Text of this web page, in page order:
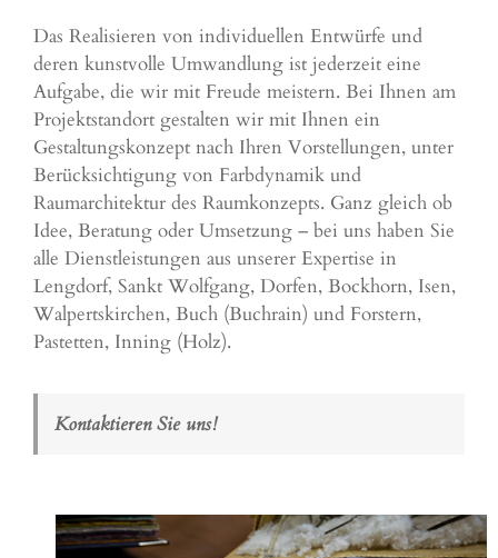
Das Realisieren von individuellen Entwürfe und
deren kunstvolle Umwandlung ist jederzeit eine
Aufgabe, die wir mit Freude meistern. Bei Ihnen am
Projektstandort gestalten wir mit Ihnen ein
Gestaltungskonzept nach Ihren Vorstellungen, unter
Berücksichtigung von Farbdynamik und
Raumarchitektur des Raumkonzepts. Ganz gleich ob
Idee, Beratung oder Umsetzung – bei uns haben Sie
alle Dienstleistungen aus unserer Expertise in
Lengdorf, Sankt Wolfgang, Dorfen, Bockhorn, Isen,
Walpertskirchen, Buch (Buchrain) und Forstern,
Pastetten, Inning (Holz).
Kontaktieren Sie uns!